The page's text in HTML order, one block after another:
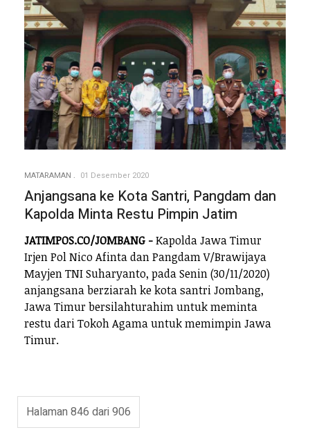
MATARAMAN 01 Desember 2020
Anjangsana ke Kota Santri, Pangdam dan
Kapolda Minta Restu Pimpin Jatim
JATIMPOS.CO/JOMBANG -Kapolda Jawa Timur
Irjen Pol Nico Afinta dan Pangdam V/Brawijaya
Mayjen TNI Suharyanto, pada Senin (30/11/2020)
anjangsana berziarah ke kota santri Jombang,
Jawa Timur bersilahturahim untuk meminta
restu dari Tokoh Agama untuk memimpin Jawa
Timur.
Halaman 846 dari 906